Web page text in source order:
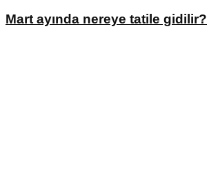
Mart ayında nereye tatile gidilir?